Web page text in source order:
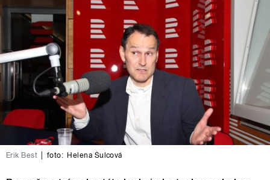
Erik Best foto: Helena Šulcová